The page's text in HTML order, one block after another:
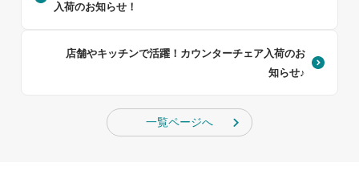
入荷のお知らせ！
店舗やキッチンで活躍！カウンターチェア入荷のお
知らせ♪
一覧ページへ